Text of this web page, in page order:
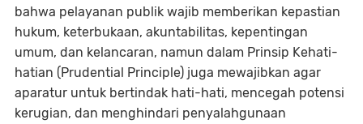
bahwa pelayanan publik wajib memberikan kepastian
hukum, keterbukaan, akuntabilitas, kepentingan
umum, dan kelancaran, namun dalam Prinsip Kehati-
hatian (Prudential Principle) juga mewajibkan agar
aparatur untuk bertindak hati-hati, mencegah potensi
kerugian, dan menghindari penyalahgunaan